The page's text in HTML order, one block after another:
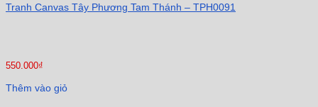
Tranh Canvas Tây Phương Tam Thánh – TPH0091
550.000₫
Thêm vào giỏ